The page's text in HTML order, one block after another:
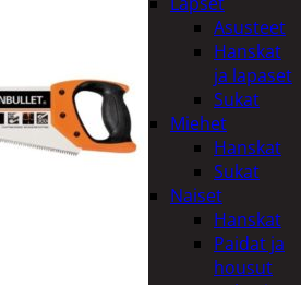
Asusteet
Hanskat
ja lapaset
Sukat
Miehet
Hanskat
Sukat
Naiset
Hanskat
Paidat ja
housut